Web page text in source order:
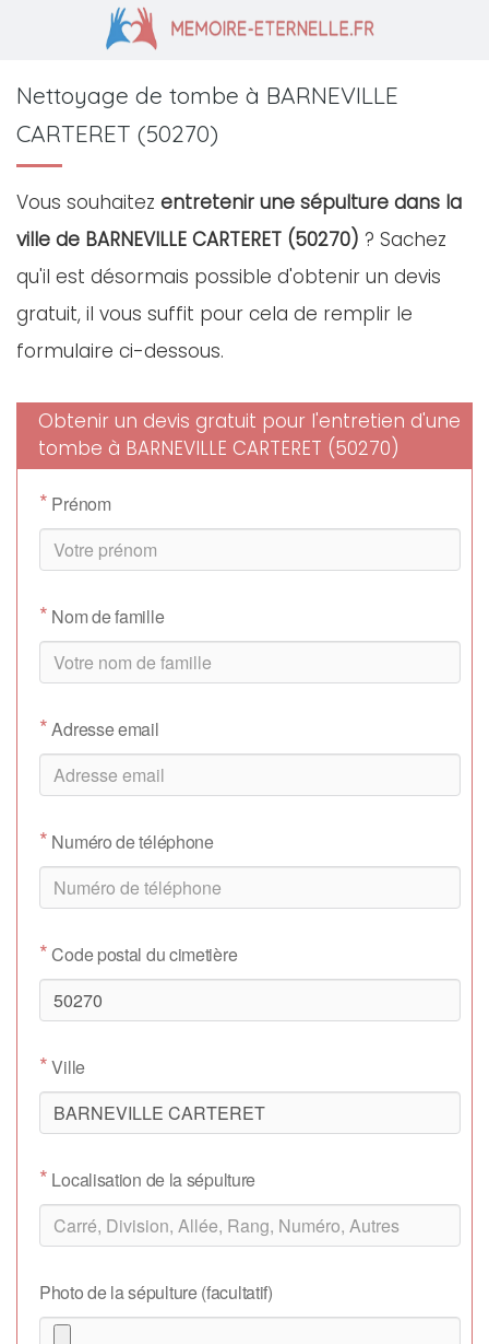
Nettoyage de tombe à BARNEVILLE
CARTERET (50270)
Vous souhaitez entretenir une sépulture dans la
ville de BARNEVILLE CARTERET (50270) ? Sachez
qu'il est désormais possible d'obtenir un devis
gratuit, il vous suffit pour cela de remplir le
formulaire ci-dessous.
Obtenir un devis gratuit pour l'entretien d'une
tombe à BARNEVILLE CARTERET (50270)
* Prénom
* Nom de famille
*Adresse email
* Numéro de téléphone
*Code postal du cimetière
*Ville
* Localisation de la sépulture
Photo de la sépulture (facultatif)